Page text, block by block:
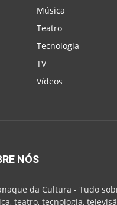
Música
Teatro
Tecnologia
TV
Vídeos
NÓS
da Cultura - Tudo
teatro, tecnologia,